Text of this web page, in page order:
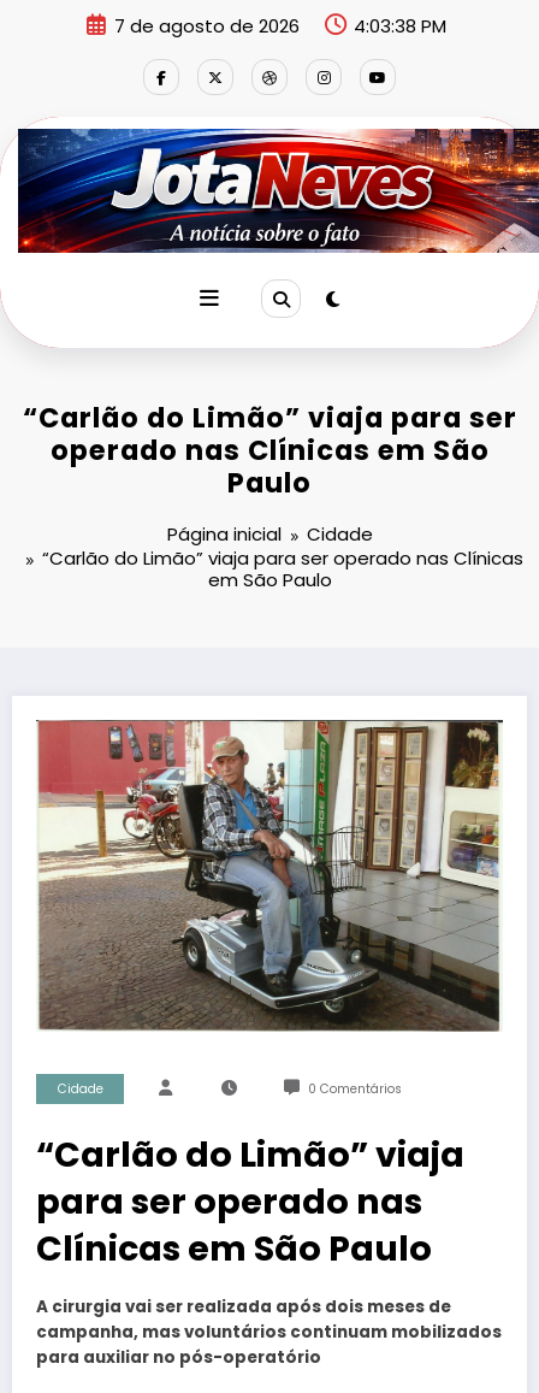
7 de agosto de 2026 4:03:39 PM
“Carlão do Limão” viaja para ser
operado nas Clínicas em São
Paulo
Página inicial
Cidade
“Carlão do Limão” viaja para ser operado nas Clínicas
em São Paulo
Cidade 0 Comentários
“Carlão do Limão” viaja
para ser operado nas
Clínicas em São Paulo
A cirurgia vai ser realizada após dois meses de
campanha, mas voluntários continuam mobilizados
para auxiliar no pós-operatório